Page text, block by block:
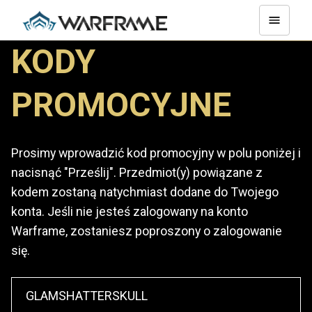
KODY
PROMOCYJNE
Prosimy wprowadzić kod promocyjny w polu poniżej i
nacisnąć "Prześlij". Przedmiot(y) powiązane z
kodem zostaną natychmiast dodane do Twojego
konta. Jeśli nie jesteś zalogowany na konto
Warframe, zostaniesz poproszony o zalogowanie
się.